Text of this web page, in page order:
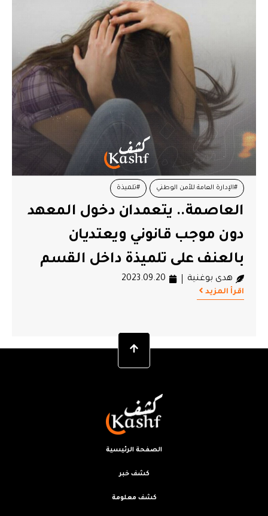
#الإدارة العامة للأمن الوطني #تلميذة
العاصمة.. يتعمدان دخول المعهد
دون موجب قانوني ويعتديان
بالعنف على تلميذة داخل القسم
هدى بوغنية 2023.09.20
اقرأ المزيد
الصفحة الرئيسية
كشف خبر
كشف معلومة